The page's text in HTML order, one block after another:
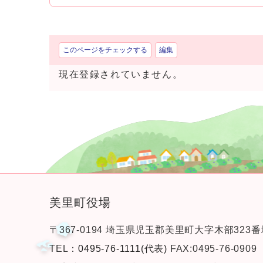
このページをチェックする 編集
現在登録されていません。
美里町役場
〒367-0194 埼玉県児玉郡美里町大字木部323番
TEL：0495-76-1111(代表) FAX:0495-76-0909